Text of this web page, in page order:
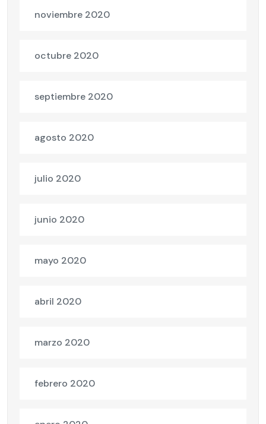
noviembre 2020
octubre 2020
septiembre 2020
agosto 2020
julio 2020
junio 2020
mayo 2020
abril 2020
marzo 2020
febrero 2020